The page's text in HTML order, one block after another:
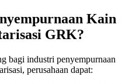
Kain
GRK?
bagi industri penyempurnaan
perusahaan dapat: